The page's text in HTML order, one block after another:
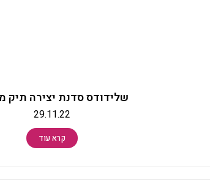
שלידודס סדנת יצירה תיק
29.11.22
קרא עוד